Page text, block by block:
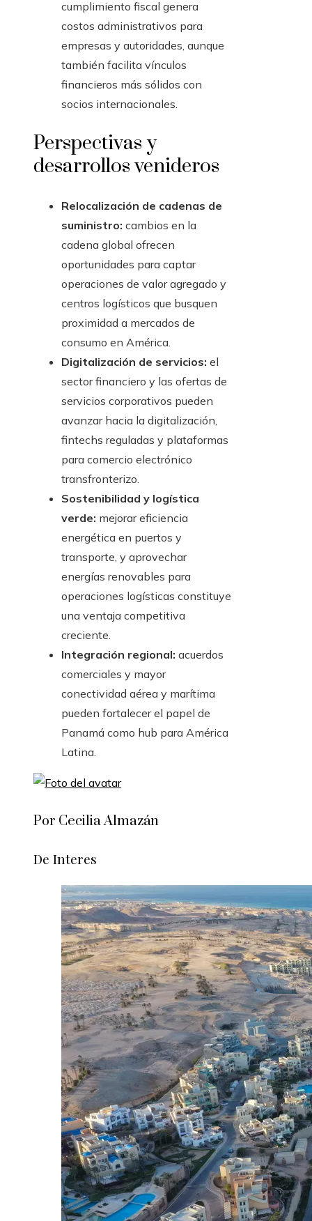
cumplimiento fiscal genera
costos administrativos para
empresas y autoridades, aunque
también facilita vínculos
financieros más sólidos con
socios internacionales.
Perspectivas y
desarrollos venideros
Relocalización de cadenas de
suministro: cambios en la
cadena global ofrecen
oportunidades para captar
operaciones de valor agregado y
centros logísticos que busquen
proximidad a mercados de
consumo en América.
Digitalización de servicios: el
sector financiero y las ofertas de
servicios corporativos pueden
avanzar hacia la digitalización,
fintechs reguladas y plataformas
para comercio electrónico
transfronterizo.
Sostenibilidad y logística
verde: mejorar eficiencia
energética en puertos y
transporte, y aprovechar
energías renovables para
operaciones logísticas constituye
una ventaja competitiva
creciente.
Integración regional: acuerdos
comerciales y mayor
conectividad aérea y marítima
pueden fortalecer el papel de
Panamá como hub para América
Latina.
Por Cecilia Almazán
De Interes